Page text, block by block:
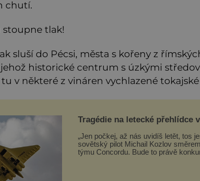
chutí.
stoupne tlak!
sluší do Pécsi, města s kořeny z
jehož historické centrum s úzkými
v některé z vináren vychlazené
Tragédie na letecké přehlídce
„Jen počkej, až nás uvidíš letět, tos
sovětský pilot Michail Kozlov
týmu Concordu. Bude to právě